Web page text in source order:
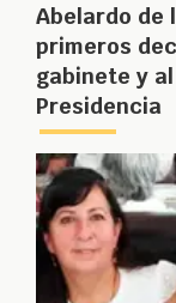
Abelardo de
primeros
gabinete y
Presidencia